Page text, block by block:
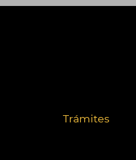
Trámites